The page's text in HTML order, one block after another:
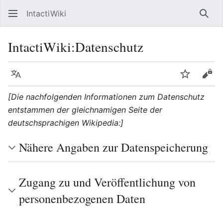
IntactiWiki
IntactiWiki:Datenschutz
Sprache
[Die nachfolgenden Informationen zum Datenschutz
entstammen der gleichnamigen Seite der
deutschsprachigen Wikipedia:]
Nähere Angaben zur Datenspeicherung
Zugang zu und Veröffentlichung von
personenbezogenen Daten